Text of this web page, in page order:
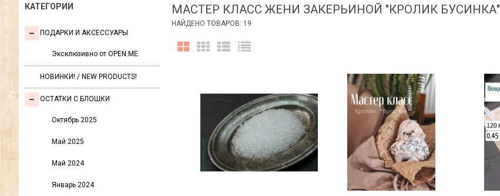
КАТЕГОРИИ
ПОДАРКИ И АКСЕССУАРЫ
Эксклюзивно от OPEN.ME
НОВИНКИ! / NEW PRODUCTS!
ОСТАТКИ С БЛОШКИ
Октябрь 2025
Май 2025
Май 2024
Январь 2024
МАСТЕР КЛАСС ЖЕНИ ЗАКЕРЬИНОЙ "КРОЛИК БУСИНКА"
НАЙДЕНО ТОВАРОВ: 19